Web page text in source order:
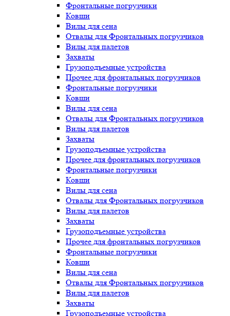
Фронтальные погрузчики
Ковши
Вилы для сена
Отвалы для Фронтальных погрузчиков
Вилы для палетов
Захваты
Грузоподъемные устройства
Прочее для фронтальных погрузчиков
Фронтальные погрузчики
Ковши
Вилы для сена
Отвалы для Фронтальных погрузчиков
Вилы для палетов
Захваты
Грузоподъемные устройства
Прочее для фронтальных погрузчиков
Фронтальные погрузчики
Ковши
Вилы для сена
Отвалы для Фронтальных погрузчиков
Вилы для палетов
Захваты
Грузоподъемные устройства
Прочее для фронтальных погрузчиков
Фронтальные погрузчики
Ковши
Вилы для сена
Отвалы для Фронтальных погрузчиков
Вилы для палетов
Захваты
Грузоподъемные устройства